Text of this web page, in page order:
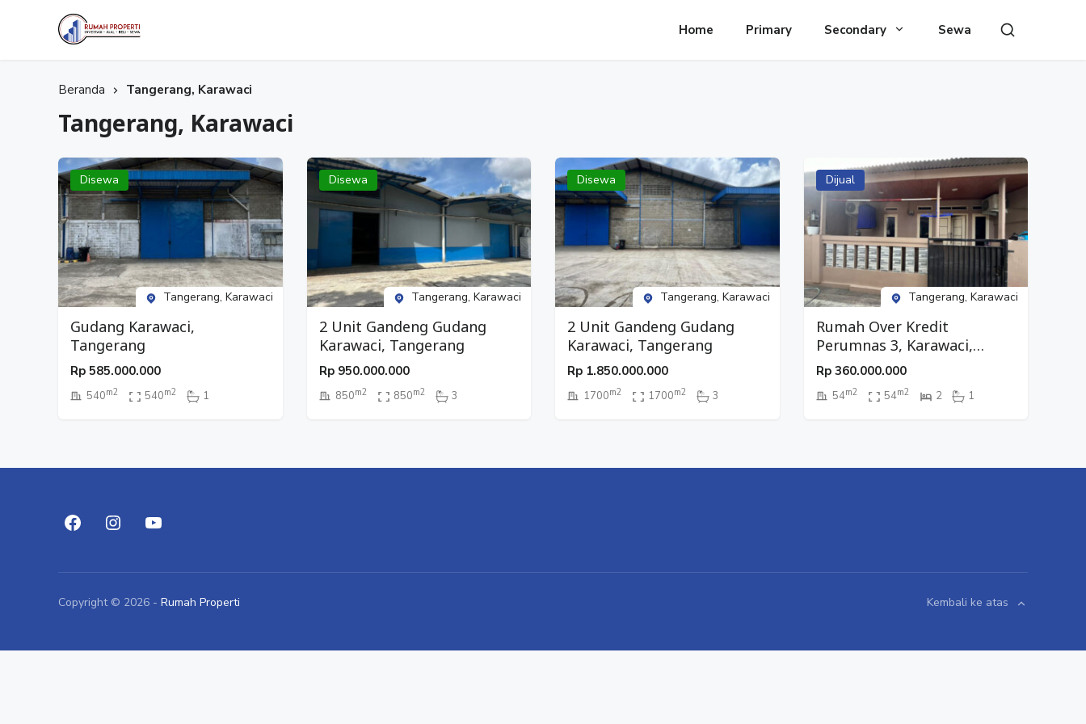
Home Primary Secondary Sewa
Beranda Tangerang, Karawaci
Tangerang, Karawaci
Disewa
Tangerang, Karawaci
Gudang Karawaci,
Tangerang
Rp 585.000.000
540m2 540m2 1
Disewa
Tangerang, Karawaci
2 Unit Gandeng Gudang
Karawaci, Tangerang
Rp 950.000.000
850m2 850m2 3
Disewa
Tangerang, Karawaci
2 Unit Gandeng Gudang
Karawaci, Tangerang
Rp 1.850.000.000
1700m2 1700m2 3
Dijual
Tangerang, Karawaci
Rumah Over Kredit
Perumnas 3, Karawaci,
Tangerang
Rp 360.000.000
54m2 54m2 2 1
Copyright © 2026 - Rumah Properti Kembali ke atas